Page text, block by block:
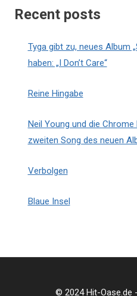
Recent posts
Tyga gibt zu, neues Album
haben: „I Don’t Care“
Reine Hingabe
Neil Young und die
zweiten Song des neuen
Verbolgen
Blaue Insel
© 2024 Hit-Oase.de